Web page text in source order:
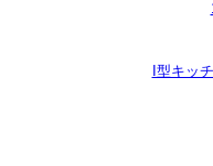
I型キッ